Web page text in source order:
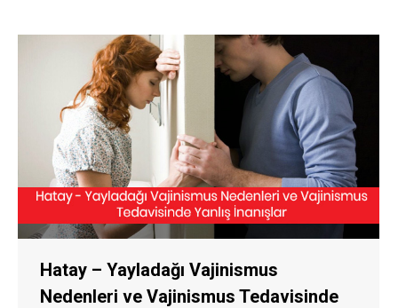
Hatay – Yayladağı Vajinismus
Nedenleri ve Vajinismus Tedavisinde